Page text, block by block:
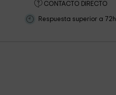
CONTACTO DIRECTO
Respuesta superior a 72h